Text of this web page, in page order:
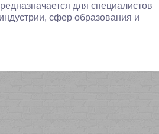
для специалистов
сфер образования и